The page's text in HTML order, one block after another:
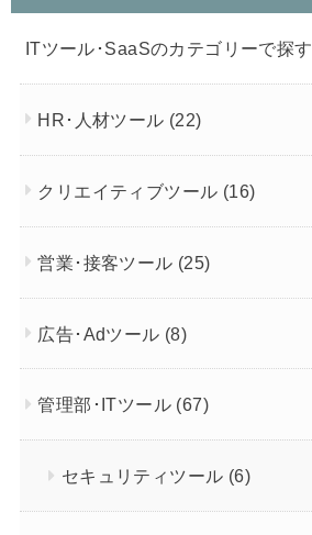
ITツール･SaaSのカテゴリーで探す
HR･人材ツール (22)
クリエイティブツール (16)
営業･接客ツール (25)
広告･Adツール (8)
管理部･ITツール (67)
セキュリティツール (6)